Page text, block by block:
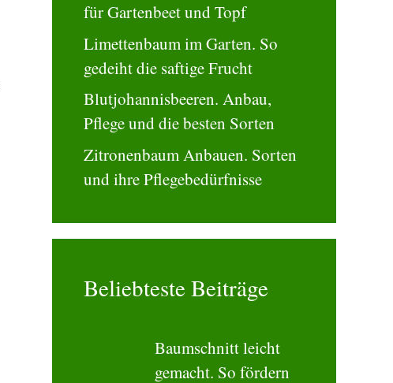
für Gartenbeet und Topf
Limettenbaum im Garten. So
gedeiht die saftige Frucht
Blutjohannisbeeren. Anbau,
Pflege und die besten Sorten
Zitronenbaum Anbauen. Sorten
und ihre Pflegebedürfnisse
Beliebteste Beiträge
Baumschnitt leicht
gemacht. So fördern